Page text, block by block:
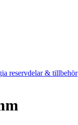
reservdelar & tillbehör